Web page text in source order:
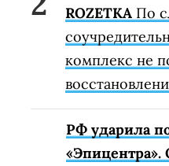
ROZETKA По
комплекс не
РФ ударила